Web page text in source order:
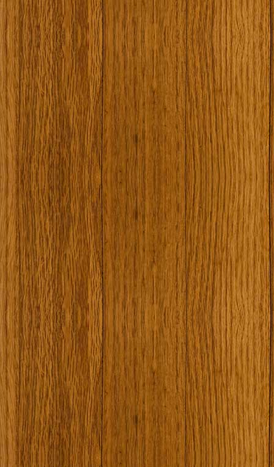
Наши туристически обекти Някой ден… Открит музей
Фото галерия